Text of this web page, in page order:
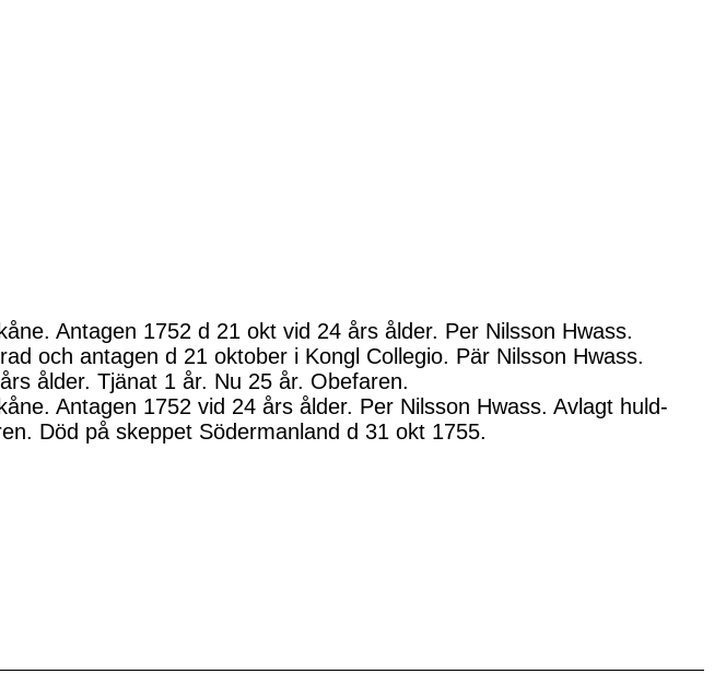
Antagen 1752 d 21 okt vid 24 års ålder. Per Nilsson Hwass.
och antagen d 21 oktober i Kongl Collegio. Pär Nilsson Hwass.
ålder. Tjänat 1 år. Nu 25 år. Obefaren.
Antagen 1752 vid 24 års ålder. Per Nilsson Hwass. Avlagt huld-
Död på skeppet Södermanland d 31 okt 1755.